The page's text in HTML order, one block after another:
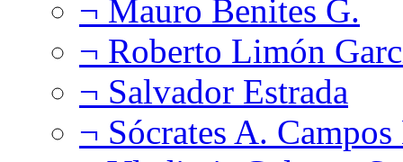
¬ Mauro Benites G.
¬ Roberto Limón
¬ Salvador Estrada
¬ Sócrates A.